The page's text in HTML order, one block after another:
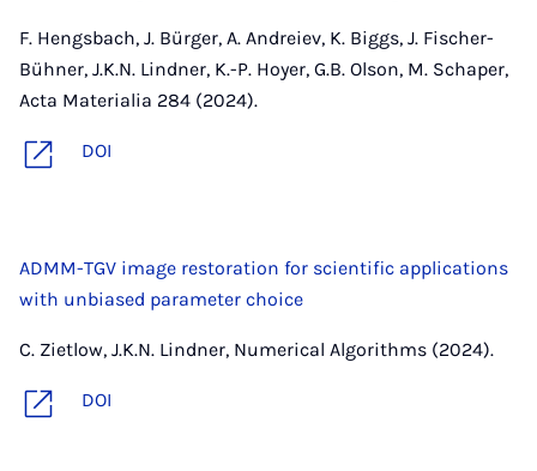
F. Hengsbach, J. Bürger, A. Andreiev, K. Biggs, J. Fischer-
Bühner, J.K.N. Lindner, K.-P. Hoyer, G.B. Olson, M. Schaper,
Acta Materialia 284 (2024).
DOI
ADMM-TGV image restoration for scientific applications
with unbiased parameter choice
C. Zietlow, J.K.N. Lindner, Numerical Algorithms (2024).
DOI